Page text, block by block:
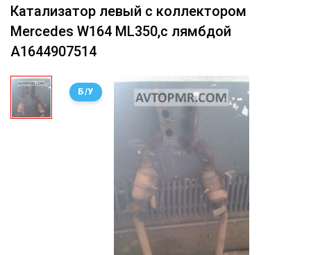
Катализатор левый с коллектором
Mercedes W164 ML350,с лямбдой
A1644907514
Б/У